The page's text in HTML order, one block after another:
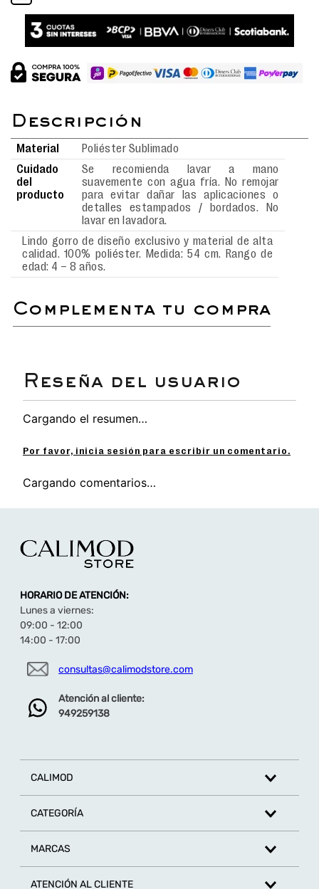
Lindo gorro de diseño exclusivo y material de alta
calidad. 100% poliéster. Medida: 54 cm. Rango de
edad: 4 – 8 años.
Material
Poliéster Sublimado
Cuidado
del
producto
Se recomienda lavar a mano
suavemente con agua fría. No remojar
para evitar dañar las aplicaciones o
detalles estampados / bordados. No
lavar en lavadora.
complementa tu compra
Cargando el resumen…
Por favor, inicia sesión para escribir un comentario.
Cargando comentarios…
HORARIO DE ATENCIÓN:
Lunes a viernes:
09:00 - 12:00
14:00 - 17:00
consultas@calimodstore.com
Atención al cliente:
949259138
CALIMOD
CATEGORÍA
MARCAS
ATENCIÓN AL CLIENTE